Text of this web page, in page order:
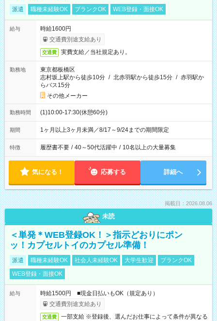
派遣 職種未経験OK ブランクOK WEB登録・面接OK
給与
時給1600円
交通費別途支給あり
交通費 実費支給／当社規定あり。
勤務地
東京都板橋区
志村坂上駅から徒歩10分 / 北赤羽駅から徒歩15分 / 赤羽駅か
らバス15分
その他メーカー
勤務時間 (1)10:00-17:30(休憩60分)
期間 1ヶ月以上3ヶ月未満／8/17～9/24までの期間限定
特徴 履歴書不要 / 40～50代活躍中 / 10名以上の大量募集
気になる！ 応募する 詳細へ
掲載日：2026.08.06
未読
＜単発＊WEB登録OK！＞指示どおりにポン
ッ！カプセルトイのカプセル準備！
派遣 職種未経験OK 社会人未経験OK 大学生歓迎
ブランクOK
WEB登録・面接OK
給与
時給1500円 ■現金日払いもOK（規定あり）
交通費別途支給あり
交通費
一部支給 ※登録後、選んだお仕事によって条件が異なる